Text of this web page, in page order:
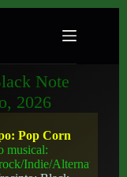
Note
2026
Pop Corn
musical:
Indie/Alternativo